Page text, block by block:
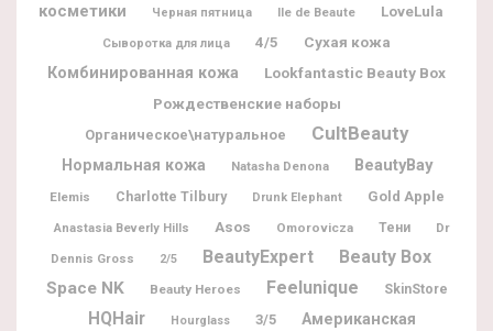
косметики
Черная пятница Ile de Beaute LoveLula
Сыворотка для лица 4/5 Сухая кожа
Комбинированная кожа
Lookfantastic Beauty Box
Рождественские наборы
Органическое\натуральное CultBeauty
Нормальная кожа Natasha Denona BeautyBay
Elemis Charlotte Tilbury Drunk Elephant Gold Apple
Anastasia Beverly Hills Asos Omorovicza Тени
Dr
Dennis Gross
2/5 BeautyExpert Beauty Box
Space NK Beauty Heroes Feelunique SkinStore
HQHair Hourglass 3/5
Американская